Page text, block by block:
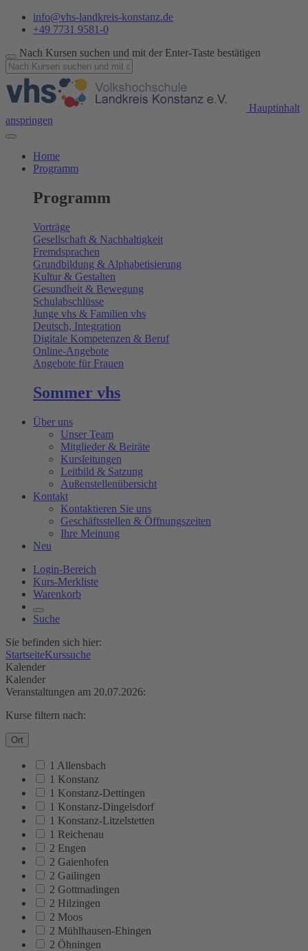
info@vhs-landkreis-konstanz.de
+49 7731 9581-0
Nach Kursen suchen und mit der Enter-Taste bestätigen
Hauptinhalt
anspringen
Home
Programm
Programm
Vorträge
Gesellschaft & Nachhaltigkeit
Fremdsprachen
Grundbildung & Alphabetisierung
Kultur & Gestalten
Gesundheit & Bewegung
Schulabschlüsse
Junge vhs & Familien vhs
Deutsch, Integration
Digitale Kompetenzen & Beruf
Online-Angebote
Angebote für Frauen
Sommer vhs
Über uns
Unser Team
Mitglieder & Beiräte
Kursleitungen
Leitbild & Satzung
Außenstellenübersicht
Kontakt
Kontaktieren Sie uns
Geschäftsstellen & Öffnungszeiten
Ihre Meinung
Neu
Login-Bereich
Kurs-Merkliste
Warenkorb
Suche
Sie befinden sich hier:
StartseiteKurssuche
Kalender
Kalender
Veranstaltungen am 20.07.2026:
Kurse filtern nach:
Ort
1 Allensbach
1 Konstanz
1 Konstanz-Dettingen
1 Konstanz-Dingelsdorf
1 Konstanz-Litzelstetten
1 Reichenau
2 Engen
2 Gaienhofen
2 Gailingen
2 Gottmadingen
2 Hilzingen
2 Moos
2 Mühlhausen-Ehingen
2 Öhningen